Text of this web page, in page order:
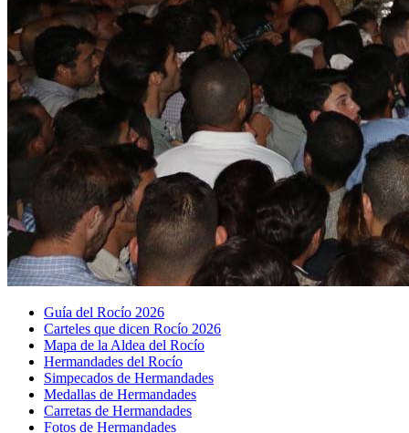
Guía del Rocío 2026
Carteles que dicen Rocío 2026
Mapa de la Aldea del Rocío
Hermandades del Rocío
Simpecados de Hermandades
Medallas de Hermandades
Carretas de Hermandades
Fotos de Hermandades